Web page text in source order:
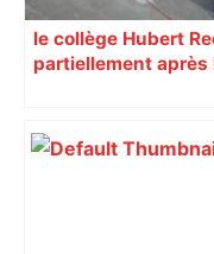
le collège Hubert
partiellement après